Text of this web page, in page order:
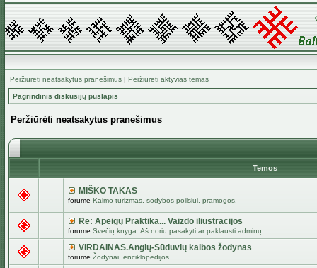
Peržiūrėti neatsakytus pranešimus | Peržiūrėti aktyvias temas
Pagrindinis diskusijų puslapis
Peržiūrėti neatsakytus pranešimus
Temos
MIŠKO TAKAS
forume Kaimo turizmas, sodybos poilsiui, pramogos.
Re: Apeigų Praktika... Vaizdo iliustracijos
forume Svečių knyga. Aš noriu pasakyti ar paklausti adminų
VIRDAINAS.Anglų-Sūduvių kalbos žodynas
forume Žodynai, enciklopedijos